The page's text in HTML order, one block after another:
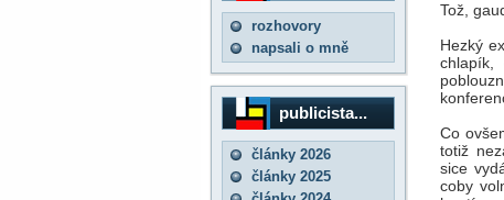
rozhovory
napsali o mně
publicista...
články 2026
články 2025
Tož,
Hezký
Co
totiž
sice
coby